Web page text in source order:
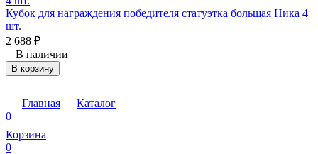
Кубок для награждения победителя статуэтка большая Ника 4
шт.
2 688 ₽
В наличии
В корзину
Главная
Каталог
0
Корзина
0